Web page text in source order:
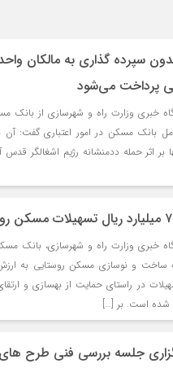
سپرده گذاری به مالکان
پرداخت می‌شود
خبری وزارت راه و شهرسازی از
بانک مسکن در امور اعتباری گفت:
بر اثر حمله ددمنشانه رژیم اشغالگر
در راستای حمایت از بهسازی و
شده است. بر […]
جلسه بررسی فنی طرح